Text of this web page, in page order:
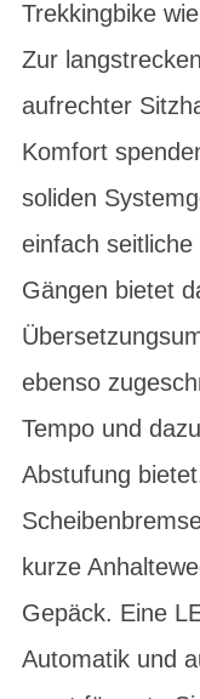
Trekkingbike
Zur
aufrechter
Komfort
soliden
einfach
Gängen bietet
ebenso
Tempo und
Abstufung
kurze
Gepäck. Eine
Automatik und